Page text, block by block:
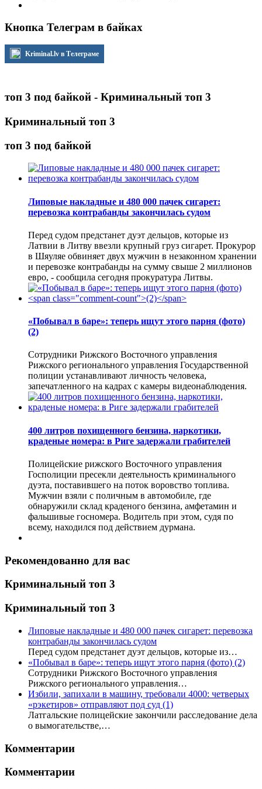
Кнопка Телеграм в байках
Kriminal.lv в Телеграме
топ 3 под байкой - Криминальный топ 3
Криминальный топ 3
топ 3 под байкой
Липовые накладные и 480 000 пачек сигарет:
перевозка контрабанды закончилась судом
Перед судом предстанет дуэт дельцов, которые из
Латвии в Литву ввезли крупный груз сигарет. Прокурор
в Шяуляе обвиняет двух мужчин в незаконном хранении
и перевозке контрабанды на сумму свыше 2 миллионов
евро, - сообщила сегодня прокуратура Литвы.
«Побывал в баре»: теперь ищут этого парня (фото)
(2)
Сотрудники Рижского Восточного управления
Рижского регионального управления Государственной
полиции устанавливают личность человека,
запечатленного на кадрах с камеры видеонаблюдения.
400 литров похищенного бензина, наркотики,
краденые номера: в Риге задержали грабителей
Полицейские рижского Восточного управления
Госполиции пресекли деятельность криминального
дуэта, поставившего на поток воровство топлива.
Мужчин взяли с поличным в автомобиле, где
обнаружили склад краденого бензина, амфетамин и
фальшивые госномера. Водитель при этом, судя по
всему, находился под действием дурмана.
Рекомендованно для вас
Криминальный топ 3
Криминальный топ 3
Липовые накладные и 480 000 пачек сигарет: перевозка
контрабанды закончилась судом
Перед судом предстанет дуэт дельцов, которые из…
«Побывал в баре»: теперь ищут этого парня (фото) (2)
Сотрудники Рижского Восточного управления
Рижского регионального управления…
Избили, запихали в машину, требовали 4000: четверых
«рэкетиров» отправляют под суд (1)
Латгальские полицейские закончили расследование дела
о вымогательстве,…
Комментарии
Комментарии